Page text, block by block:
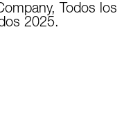
Todos los
2025.